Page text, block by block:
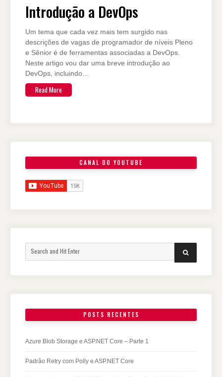
Introdução a DevOps
Um tema que cada vez mais tem surgido nas
descrições de vagas de programador de níveis Pleno
e Sênior é de ferramentas associadas a DevOps.
Neste artigo vou dar uma breve introdução ao
DevOps, incluindo…
Read More
CANAL DO YOUTUBE
SEARCH
POSTS RECENTES
Azure Blob Storage e ASP.NET Core – Parte 1
Padrão Retry com Polly e ASP.NET Core